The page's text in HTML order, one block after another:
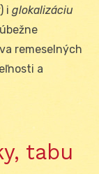
i glokalizáciu
remeselných
a
tabu